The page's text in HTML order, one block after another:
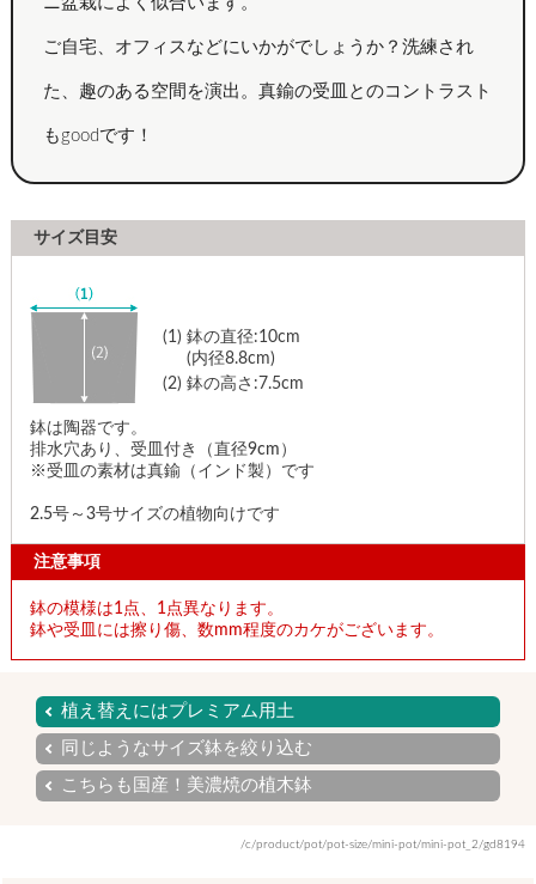
ご自宅、オフィスなどにいかがでしょうか？洗練され
た、趣のある空間を演出。真鍮の受皿とのコントラスト
もgoodです！
サイズ目安
(1) 鉢の直径:10cm
(内径8.8cm)
(2) 鉢の高さ:7.5cm
鉢は陶器です。
排水穴あり、受皿付き（直径9cm）
※受皿の素材は真鍮（インド製）です
2.5号～3号サイズの植物向けです
注意事項
鉢の模様は1点、1点異なります。
鉢や受皿には擦り傷、数mm程度のカケがございます。
植え替えにはプレミアム用土
同じようなサイズ鉢を絞り込む
こちらも国産！美濃焼の植木鉢
/c/product/pot/pot-size/mini-pot/mini-pot_2/gd8194